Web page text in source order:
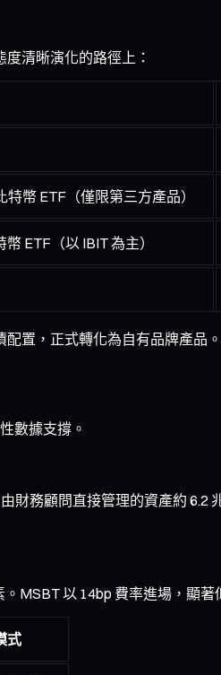
清晰演化的路徑上：
幣 ETF（僅限第三方產品）
ETF（以 IBIT 為主）
置，正式轉化為自有品牌產品。
數據支撐。
財務顧問直接管理的資產約
MSBT 以 14bp 費率進場，顯著
式